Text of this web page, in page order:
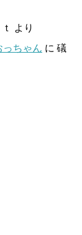
より
っちゃん に 礒